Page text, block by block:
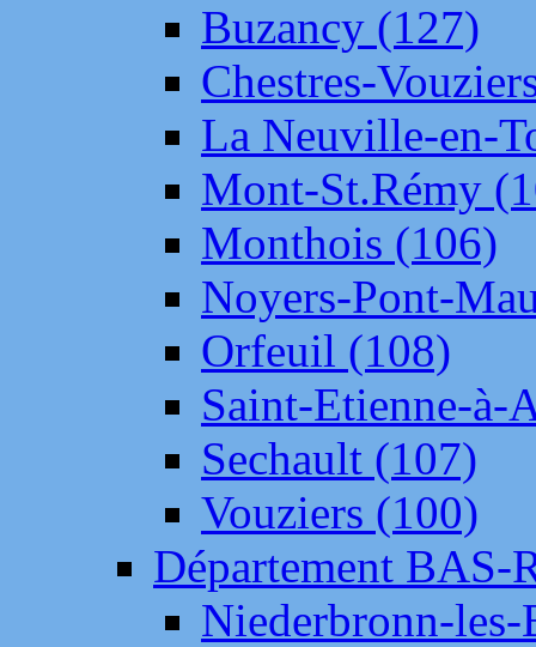
Buzancy (127)
Chestres-
La Neuville-en-
Mont-St.Rémy
Monthois (106)
Noyers-Pont-
Orfeuil (108)
Saint-Etienne-à-
Sechault (107)
Vouziers (100)
Département BAS-
Niederbronn-